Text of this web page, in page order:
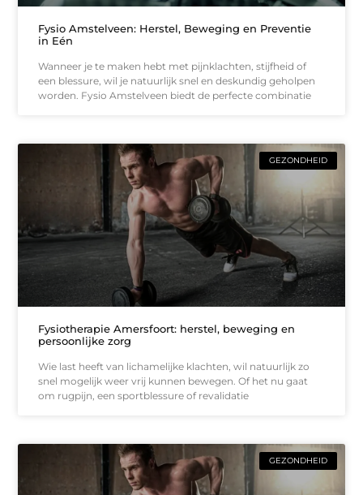
Fysio Amstelveen: Herstel, Beweging en Preventie
in Eén
Wanneer je te maken hebt met pijnklachten, stijfheid of
een blessure, wil je natuurlijk snel en deskundig geholpen
worden. Fysio Amstelveen biedt de perfecte combinatie
GEZONDHEID
Fysiotherapie Amersfoort: herstel, beweging en
persoonlijke zorg
Wie last heeft van lichamelijke klachten, wil natuurlijk zo
snel mogelijk weer vrij kunnen bewegen. Of het nu gaat
om rugpijn, een sportblessure of revalidatie
GEZONDHEID